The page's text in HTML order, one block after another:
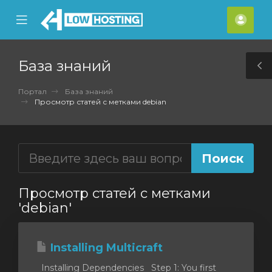
Mobile
Menu
База знаний
Портал
База знаний
Просмотр статей с метками debian
Просмотр статей с метками
'debian'
Installing Multicraft
Installing Dependencies Step 1: You first